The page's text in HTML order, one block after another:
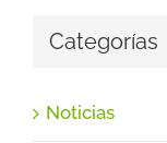
Categorías
Noticias